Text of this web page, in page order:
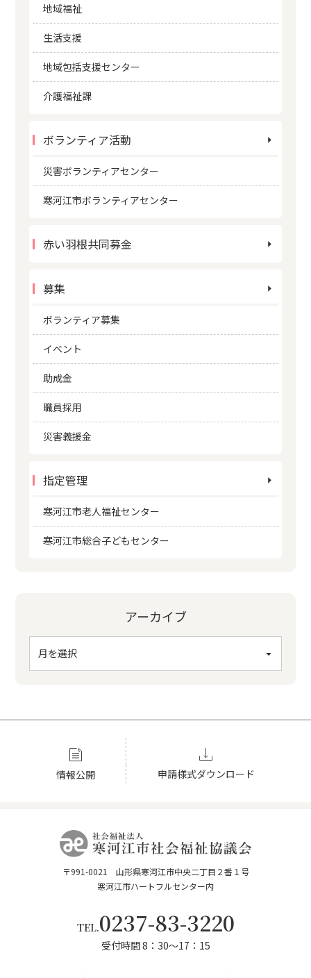
地域福祉
生活支援
地域包括支援センター
介護福祉課
ボランティア活動
災害ボランティアセンター
寒河江市ボランティアセンター
赤い羽根共同募金
募集
ボランティア募集
イベント
助成金
職員採用
災害義援金
指定管理
寒河江市老人福祉センター
寒河江市総合子どもセンター
アーカイブ
情報公開 申請様式ダウンロード
〒991-0021 山形県寒河江市中央二丁目２番１号
寒河江市ハートフルセンター内
TEL.0237-83-3220
受付時間 8：30～17：15